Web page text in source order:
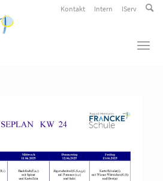
Kontakt Intern IServ